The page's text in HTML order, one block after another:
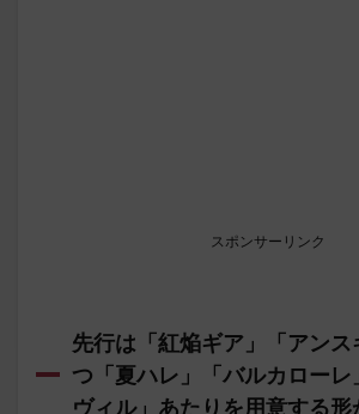
スポンサーリンク
先行は「紅焔ギア」「アンス
つ「夏ハレ」「バルカローレ
ヴィル」あたりを用意する形